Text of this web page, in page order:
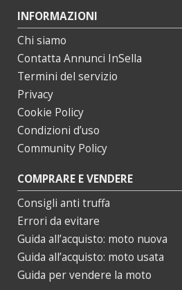
INFORMAZIONI
Chi siamo
Contatta Annunci InSella
Termini del servizio
Privacy
Cookie Policy
Condizioni d’uso
Community Policy
COMPRARE E VENDERE
Consigli anti truffa
Errori da evitare
Guida all’acquisto: moto nuova
Guida all’acquisto: moto usata
Guida per vendere la moto